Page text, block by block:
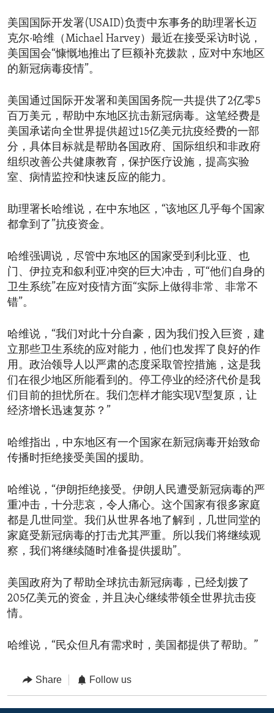
美国国际开发署(USAID)负责中东事务的助理署长迈
克尔·哈维（Michael Harvey）最近在接受采访时说，
美国国会“慷慨地推出了巨额补充拨款，应对中东地区
的新冠病毒疫情”。
美国通过国际开发署和美国国务院一共提供了2亿零5
百万美元，帮助中东地区抗击新冠病毒。这笔经费是
美国承诺向全世界提供超过15亿美元抗疫经费的一部
分，具体目标就是帮助各国政府、国际组织和非政府
组织改善公共健康教育，保护医疗设施，提高实验
室、病情监控和快速反应的能力。
助理署长哈维说，在中东地区，“该地区几乎每个国家
都拿到了”抗疫资金。
哈维强调说，尽管中东地区的国家受到利比亚、也
门、伊拉克和叙利亚冲突的巨大冲击，可“他们自身的
卫生系统”在应对疫情方面“实际上做得非常、非常不
错”。
哈维说，“我们对此十分自豪，因为我们投入巨资，建
立那些卫生系统的应对能力，他们也发挥了良好的作
用。政治领导人以严肃的态度采取管控措施，这是我
们在很少地区所能看到的。停工停业的经济代价是我
们目前的担忧所在。我们怎样才能实现V型复原，让
经济增长迅速复苏？”
哈维指出，中东地区有一个国家在新冠病毒开始致命
传播时拒绝接受美国的援助。
哈维说，“伊朗拒绝接受。伊朗人民遭受新冠病毒的严
重冲击，十分悲哀，令人痛心。这个国家有很多家庭
都是几世同堂。我们从世界各地了解到，几世同堂的
家庭受新冠病毒的打击尤其严重。所以我们将继续观
察，我们将继续随时准备提供援助”。
美国政府为了帮助全球抗击新冠病毒，已经划拨了
205亿美元的资金，并且决心继续带领全世界抗击疫
情。
哈维说，“民众但凡有需求时，美国都提供了帮助。”
Share Follow us